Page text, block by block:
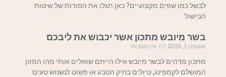
לבשל כמו שפים מקצועיים? כאן תגלו את הסודות של שיטות
הבישול
בשר מיובש מתכון אשר יכבוש את ליבכם
אוגוסט 1, 2026
אין תגובות
מתכון מדהים לבשר מיובש אילו הייתם שואלים אותי מהו המזון
המושלם לקמפינג, טיולים בחיק הטבע או פשוט לנשנוש טעים